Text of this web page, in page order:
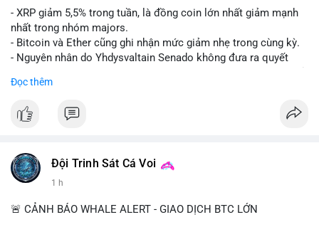
- XRP giảm 5,5% trong tuần, là đồng coin lớn nhất giảm mạnh
nhất trong nhóm majors.
- Bitcoin và Ether cũng ghi nhận mức giảm nhẹ trong cùng kỳ.
- Nguyên nhân do Yhdysvaltain Senado không đưa ra quyết
hè, đẩy việc thảo luận sang tháng 9.
XRP và Ripple, ảnh hưởng đến tâm lý nhà đầu tư.
#ripple
Đọc thêm
Đội Trinh Sát Cá Voi
1 h
🚨 CẢNH BÁO WHALE ALERT - GIAO DỊCH BTC LỚN